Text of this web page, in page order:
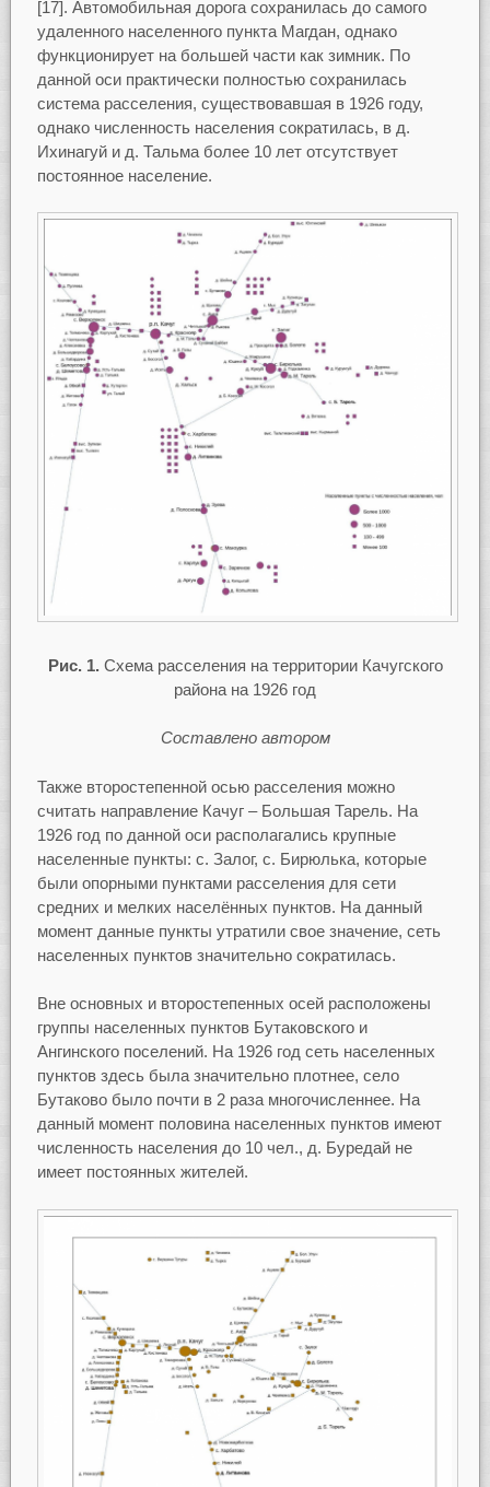
[17]. Автомобильная дорога сохранилась до самого
удаленного населенного пункта Магдан, однако
функционирует на большей части как зимник. По
данной оси практически полностью сохранилась
система расселения, существовавшая в 1926 году,
однако численность населения сократилась, в д.
Ихинагуй и д. Тальма более 10 лет отсутствует
постоянное население.
Рис. 1.Схема расселения на территории Качугского
района на 1926 год
Составлено автором
Также второстепенной осью расселения можно
считать направление Качуг – Большая Тарель. На
1926 год по данной оси располагались крупные
населенные пункты: с. Залог, с. Бирюлька, которые
были опорными пунктами расселения для сети
средних и мелких населённых пунктов. На данный
момент данные пункты утратили свое значение, сеть
населенных пунктов значительно сократилась.
Вне основных и второстепенных осей расположены
группы населенных пунктов Бутаковского и
Ангинского поселений. На 1926 год сеть населенных
пунктов здесь была значительно плотнее, село
Бутаково было почти в 2 раза многочисленнее. На
данный момент половина населенных пунктов имеют
численность населения до 10 чел., д. Буредай не
имеет постоянных жителей.